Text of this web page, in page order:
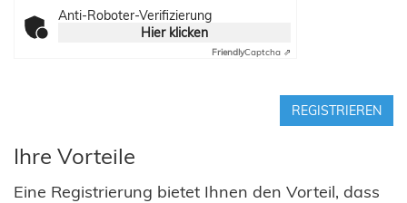
Anti-Roboter-Verifizierung
Hier klicken
FriendlyCaptcha ⇗
REGISTRIEREN
Ihre Vorteile
Eine Registrierung bietet Ihnen den Vorteil, dass